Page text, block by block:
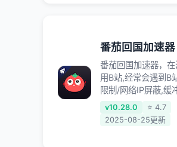
各种服务,回国加速器
助海外华人和留学生
区用户提供最好的
乐视频加速服务，可
港澳台地区流畅加速
音视频服务，提供专
球回国线路和游戏加
番茄回国加速器
番茄回国加速器，
用B站,经常会遇到B
限制/网络IP屏蔽,缓
题,使用我们的哔哩哔
国VPN,可加速解决
v10.28.0
⭐ 4.7
2025-08-25更新